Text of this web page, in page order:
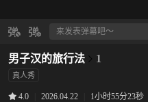
男子汉的旅行法 1
真人秀
4.0 2026.04.22 1小时55分23秒